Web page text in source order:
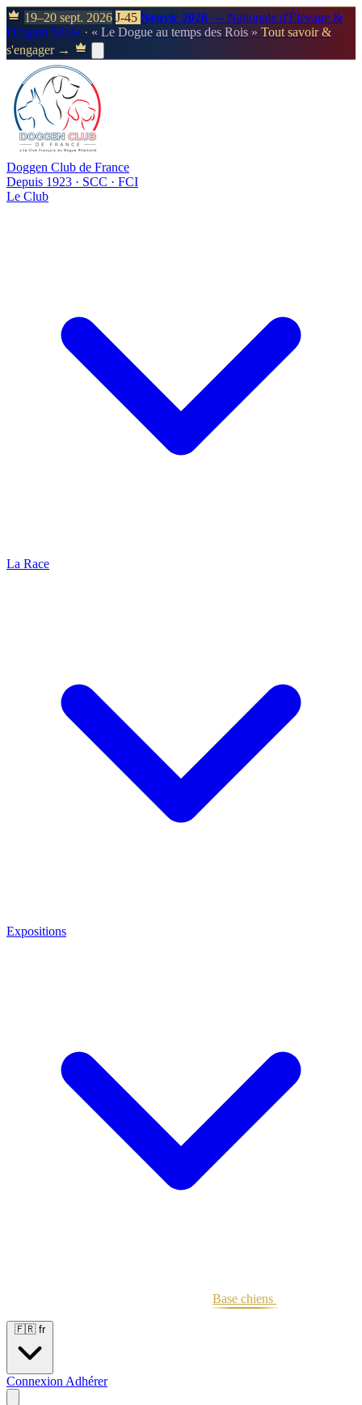
19–20 sept. 2026 J-45 Neuvic 2026 — Nationale d'Élevage &
Doggen Show · « Le Dogue au temps des Rois » Tout savoir &
s'engager →
Doggen Club de France
Depuis 1923 · SCC · FCI
Le Club
La Race
Expositions
Base chiens
🇫🇷 fr
Connexion Adhérer